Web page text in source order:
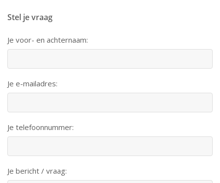
Stel je vraag
Je voor- en achternaam:
Je e-mailadres:
Je telefoonnummer:
Je bericht / vraag: